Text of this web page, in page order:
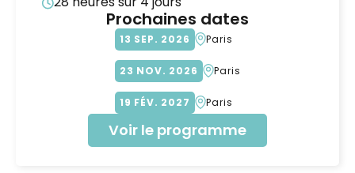
Prochaines dates
13 SEP 2026 Paris
23 NOV 2026 Paris
19 FÉV 2027 Paris
Voir le programme